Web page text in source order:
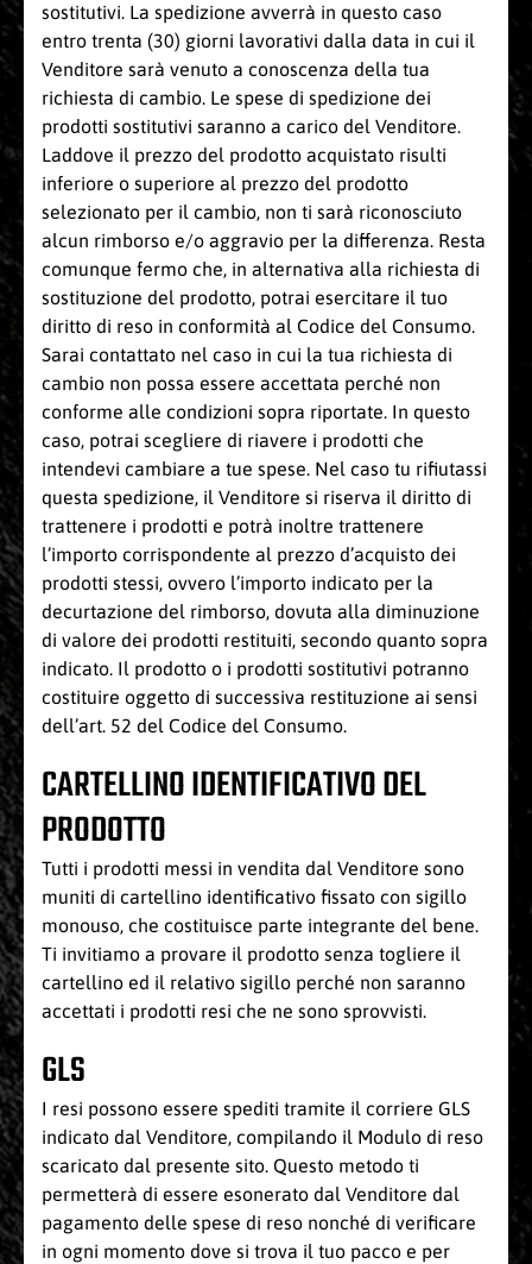
sostitutivi. La spedizione avverrà in questo caso
entro trenta (30) giorni lavorativi dalla data in cui il
Venditore sarà venuto a conoscenza della tua
richiesta di cambio. Le spese di spedizione dei
prodotti sostitutivi saranno a carico del Venditore.
Laddove il prezzo del prodotto acquistato risulti
inferiore o superiore al prezzo del prodotto
selezionato per il cambio, non ti sarà riconosciuto
alcun rimborso e/o aggravio per la differenza. Resta
comunque fermo che, in alternativa alla richiesta di
sostituzione del prodotto, potrai esercitare il tuo
diritto di reso in conformità al Codice del Consumo.
Sarai contattato nel caso in cui la tua richiesta di
cambio non possa essere accettata perché non
conforme alle condizioni sopra riportate. In questo
caso, potrai scegliere di riavere i prodotti che
intendevi cambiare a tue spese. Nel caso tu rifiutassi
questa spedizione, il Venditore si riserva il diritto di
trattenere i prodotti e potrà inoltre trattenere
l’importo corrispondente al prezzo d’acquisto dei
prodotti stessi, ovvero l’importo indicato per la
decurtazione del rimborso, dovuta alla diminuzione
di valore dei prodotti restituiti, secondo quanto sopra
indicato. Il prodotto o i prodotti sostitutivi potranno
costituire oggetto di successiva restituzione ai sensi
dell’art. 52 del Codice del Consumo.
CARTELLINO IDENTIFICATIVO DEL
PRODOTTO
Tutti i prodotti messi in vendita dal Venditore sono
muniti di cartellino identificativo fissato con sigillo
monouso, che costituisce parte integrante del bene.
Ti invitiamo a provare il prodotto senza togliere il
cartellino ed il relativo sigillo perché non saranno
accettati i prodotti resi che ne sono sprovvisti.
GLS
I resi possono essere spediti tramite il corriere GLS
indicato dal Venditore, compilando il Modulo di reso
scaricato dal presente sito. Questo metodo ti
permetterà di essere esonerato dal Venditore dal
pagamento delle spese di reso nonché di verificare
in ogni momento dove si trova il tuo pacco e per